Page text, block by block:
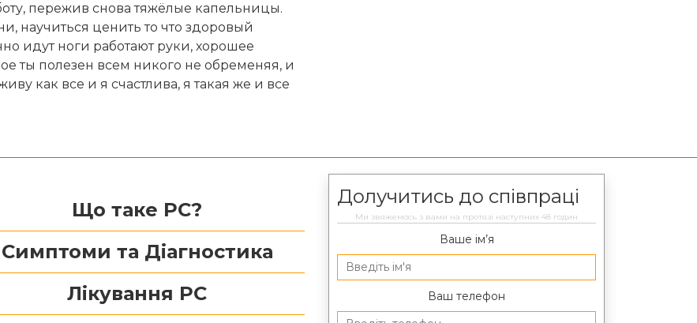
пережив снова тяжёлые капельницы.
научиться ценить то что здоровый
идут ноги работают руки, хорошее
ты полезен всем никого не обременяя, и
как все и я счастлива, я такая же и все
Що таке РС?
Симптоми та Діагностика
Лікування РС
Долучитись до співпраці
Ми звяжемось з вами на протязі наступних 48 годин
Ваше ім’я
Ваш телефон